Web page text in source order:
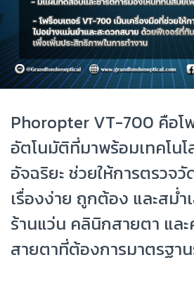
Phoropter VT-700 คือโ
อัตโนมัติที่มาพร้อมเทคโน
อัจฉริยะ ช่วยให้การตรวจ
เรื่องง่าย ถูกต้อง และสม่ำ
ร้านแว่น คลินิกสายตา แล
สายตาที่ต้องการมาตรฐา